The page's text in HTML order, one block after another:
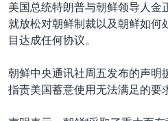
南中国海争端
关注西藏
GEN Z 看美国
美国总统特朗普与朝鲜领导人金
就放松对朝鲜制裁以及朝鲜如何
目达成任何协议。
朝鲜中央通讯社周五发布的声明
指责美国蓄意使用无法满足的要